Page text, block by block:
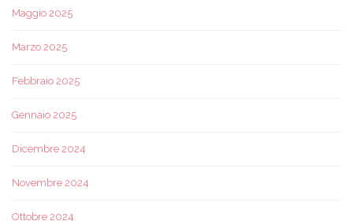
Maggio 2025
Marzo 2025
Febbraio 2025
Gennaio 2025
Dicembre 2024
Novembre 2024
Ottobre 2024